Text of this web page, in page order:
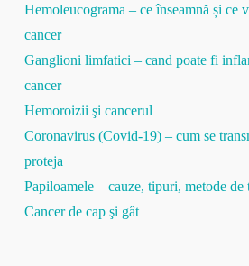
Hemoleucograma – ce înseamnă și ce
cancer
Ganglioni limfatici – cand poate fi
cancer
Hemoroizii şi cancerul
Coronavirus (Covid-19) – cum se
proteja
Papiloamele – cauze, tipuri, metode de
Cancer de cap şi gât